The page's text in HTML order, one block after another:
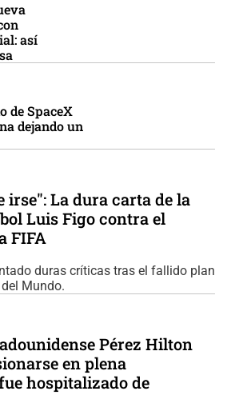
así
de SpaceX
dejando un
irse": La dura carta de la
Luis Figo contra el
FIFA
duras críticas tras el fallido plan
Mundo.
Pérez Hilton
en plena
hospitalizado de